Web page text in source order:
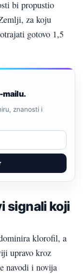
bi propustio
za koju
gotovo 1,5
mailu.
znanosti i
signali koji
klorofil, a
upravo kroz
navodi i novija